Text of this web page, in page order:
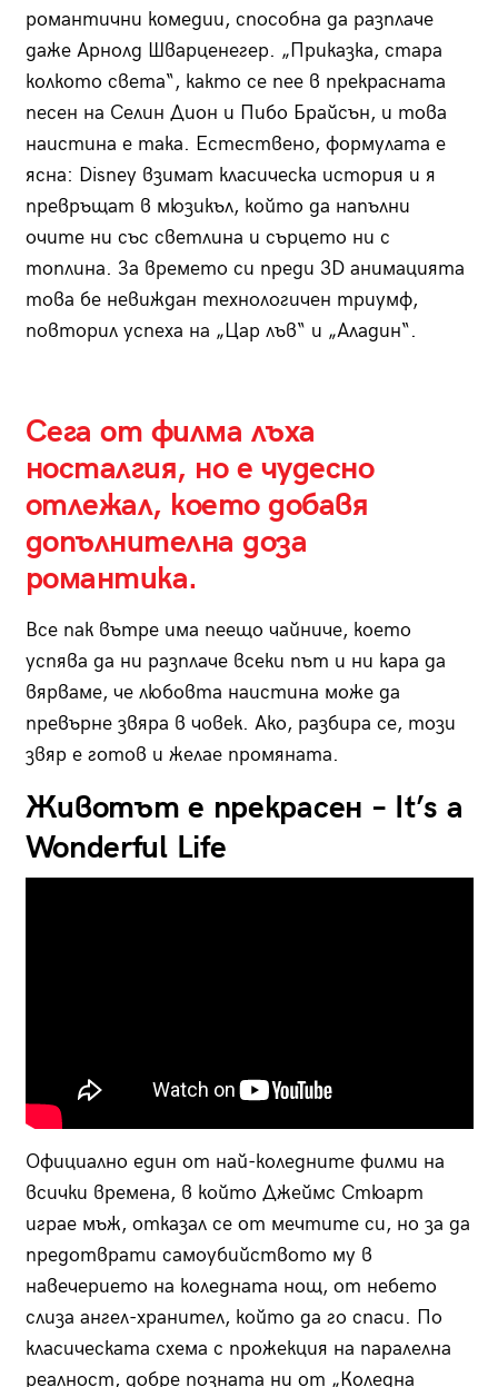
романтични комедии, способна да разплаче
даже Арнолд Шварценегер. „Приказка, стара
колкото света“, както се пее в прекрасната
песен на Селин Дион и Пибо Брайсън, и това
наистина е така. Естествено, формулата е
ясна: Disney взимат класическа история и я
превръщат в мюзикъл, който да напълни
очите ни със светлина и сърцето ни с
топлина. За времето си преди 3D анимацията
това бе невиждан технологичен триумф,
повторил успеха на „Цар лъв“ и „Аладин“.
Сега от филма лъха
носталгия, но е чудесно
отлежал, което добавя
допълнителна доза
романтика.
Все пак вътре има пеещо чайниче, което
успява да ни разплаче всеки път и ни кара да
вярваме, че любовта наистина може да
превърне звяра в човек. Ако, разбира се, този
звяр е готов и желае промяната.
Животът е прекрасен – It’s a
Wonderful Life
Официално един от най-коледните филми на
всички времена, в който Джеймс Стюарт
играе мъж, отказал се от мечтите си, но за да
предотврати самоубийството му в
навечерието на коледната нощ, от небето
слиза ангел-хранител, който да го спаси. По
класическата схема с прожекция на паралелна
реалност, добре позната ни от „Коледна